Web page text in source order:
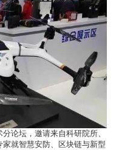
论坛，邀请来自科研院所、
就智慧安防、区块链与新型